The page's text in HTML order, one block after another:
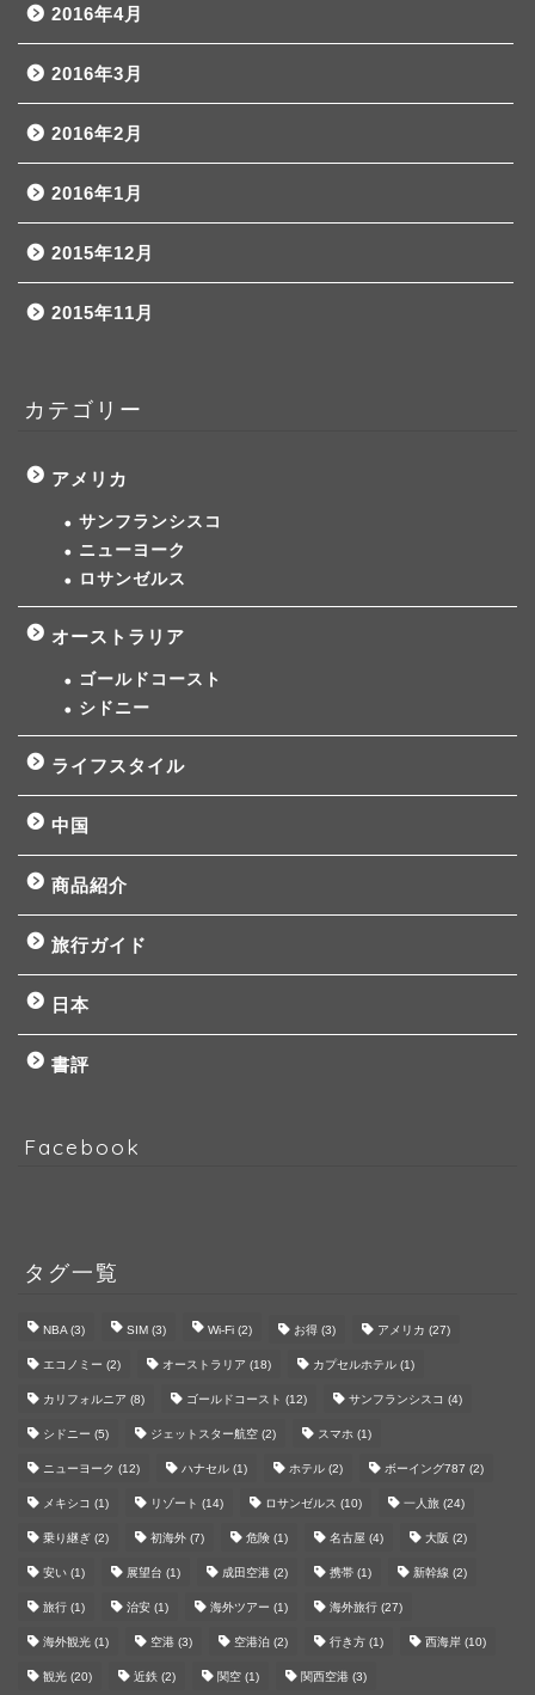
2016年4月
2016年3月
2016年2月
2016年1月
2015年12月
2015年11月
カテゴリー
アメリカ
サンフランシスコ
ニューヨーク
ロサンゼルス
オーストラリア
ゴールドコースト
シドニー
ライフスタイル
中国
商品紹介
旅行ガイド
日本
書評
Facebook
タグ一覧
NBA(3) SIM (3) Wi-Fi (2) お得 (3) アメリカ (27)
エコノミー (2) オーストラリア (18) カプセルホテル (1)
カリフォルニア (8) ゴールドコースト (12) サンフランシスコ (4)
シドニー (5) ジェットスター航空 (2) スマホ (1)
ニューヨーク (12) ハナセル (1) ホテル (2) ボーイング787 (2)
メキシコ (1) リゾート (14) ロサンゼルス (10) 一人旅 (24)
乗り継ぎ (2) 初海外 (7) 危険 (1) 名古屋 (4) 大阪 (2)
安い (1) 展望台 (1) 成田空港 (2) 携帯 (1) 新幹線 (2)
旅行 (1) 治安 (1) 海外ツアー (1) 海外旅行 (27)
海外観光 (1) 空港 (3) 空港泊 (2) 行き方 (1) 西海岸 (10)
観光 (20) 近鉄 (2) 関空 (1) 関西空港 (3)